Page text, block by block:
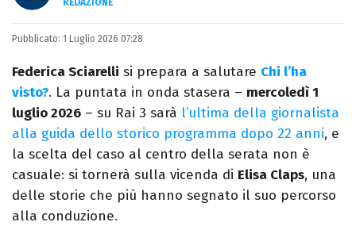
REDAZIONE
E-MAIL
INSTAGRAM FACEBOOK
Libero Magazine è il canale del portale
Libero.it dedicato al mondo della
televisione, dello spettacolo e del gossip.
Pubblicato: 1 Luglio 2026 07:28
Federica Sciarelli si prepara a salutare Chi l’ha
visto?. La puntata in onda stasera – mercoledì 1
luglio 2026 – su Rai 3 sarà l’ultima della giornalista
alla guida dello storico programma dopo 22 anni, e
la scelta del caso al centro della serata non è
casuale: si tornerà sulla vicenda di Elisa Claps, una
delle storie che più hanno segnato il suo percorso
alla conduzione.